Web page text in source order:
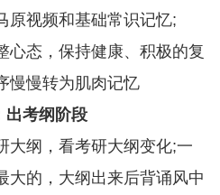
原视频和基础常识记忆;
心态，保持健康、积极的复
慢慢转为肌肉记忆
出考纲阶段
大纲，看考研大纲变化;一
大的，大纲出来后背诵风中